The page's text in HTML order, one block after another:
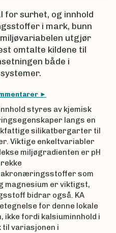
for surhet, og innhold
i mark, bunn
utgjør
omtalte kildene til
både i
styres av kjemisk
langs en
silikatbergarter til
Viktige enkeltvariabler
miljøgradienten er pH
som
magnesium er viktigst,
bidrar også. KA
for denne lokale
ikke fordi kalsiuminnhold i
til variasjonen i